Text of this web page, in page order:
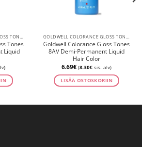
GOLDWELL COLORANCE GLOSS TONES DEMI-PERMANENT LIQUID HAIR COLOR
Tones
Liquid
GOLDWELL COLORANCE GLOSS TONES DEMI-PERMANENT LIQUID HAIR COLOR
Goldwell Colorance Gloss Tones
8AV Demi-Permanent Liquid
Hair Color
6.69€ (8.30€ sis. alv)
LISÄÄ OSTOSKORIIN